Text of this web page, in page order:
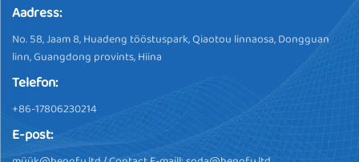
Aadress:
No. 58, Jaam 8, Huadeng tööstuspark, Qiaotou linnaosa, Dongguan
linn, Guangdong provints, Hiina
Telefon:
+86-17806230214
E-post: